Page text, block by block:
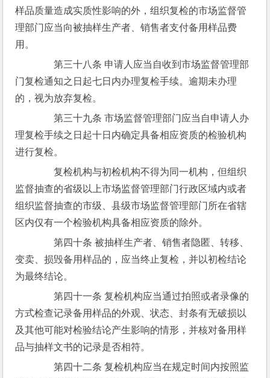
样品质量造成实质性影响的外，组织复检的市场监督管
理部门应当向被抽样生产者、销售者支付备用样品费
用。
第三十八条 申请人应当自收到市场监督管理部
门复检通知之日起七日内办理复检手续。逾期未办理
的，视为放弃复检。
第三十九条 市场监督管理部门应当自申请人办
理复检手续之日起十日内确定具备相应资质的检验机构
进行复检。
复检机构与初检机构不得为同一机构，但组织
监督抽查的省级以上市场监督管理部门行政区域内或者
组织监督抽查的市级、县级市场监督管理部门所在省辖
区内仅有一个检验机构具备相应资质的除外。
第四十条 被抽样生产者、销售者隐匿、转移、
变卖、损毁备用样品的，应当终止复检，并以初检结论
为最终结论。
第四十一条 复检机构应当通过拍照或者录像的
方式检查记录备用样品的外观、状态、封条有无破损以
及其他可能对检验结论产生影响的情形，并核对备用样
品与抽样文书的记录是否相符。
第四十二条 复检机构应当在规定时间内按照监